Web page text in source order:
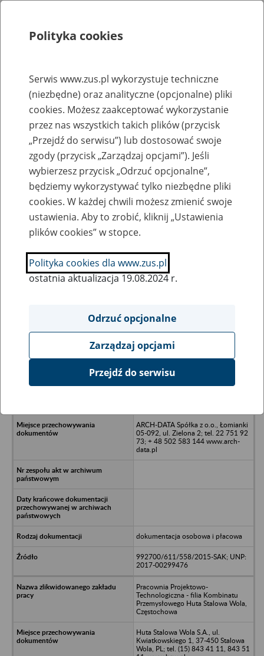
Rejestry, ewidencje i archiwa
Baza zlikwidowanych lub
przekształconych zakładów pracy
Nazwa zakładu pracy:
SZUKAJ
Ukryj wszystkie pozycje bazy
Dziewiarska Spółdzielnia Pracy 1
ARCH-DATA Spółka z o.o., Łomianki
05-092, ul. Zielona 2; tel. 22 751 92
73; + 48 502 583 144 www.arch-
data.pl
dokumentacja osobowa i płacowa
992700/611/558/2015-SAK; UNP:
2017-00299476
Pracownia Projektowo-
Technologiczna - filia Kombinatu
Przemysłowego Huta Stalowa Wola,
Częstochowa
Huta Stalowa Wola S.A., ul.
Kwiatkowskiego 1, 37-450 Stalowa
Wola, PL; tel. (15) 843 41 11, 843 51
Polityka cookies
Serwis www.zus.pl wykorzystuje techniczne
(niezbędne) oraz analityczne (opcjonalne) pliki
cookies. Możesz zaakceptować wykorzystanie
przez nas wszystkich takich plików (przycisk
„Przejdź do serwisu”) lub dostosować swoje
zgody (przycisk „Zarządzaj opcjami”). Jeśli
wybierzesz przycisk „Odrzuć opcjonalne”,
będziemy wykorzystywać tylko niezbędne pliki
cookies. W każdej chwili możesz zmienić swoje
ustawienia. Aby to zrobić, kliknij „Ustawienia
plików cookies” w stopce.
Polityka cookies dla www.zus.pl
ostatnia aktualizacja 19.08.2024 r.
Odrzuć opcjonalne
Zarządzaj opcjami
Przejdź do serwisu